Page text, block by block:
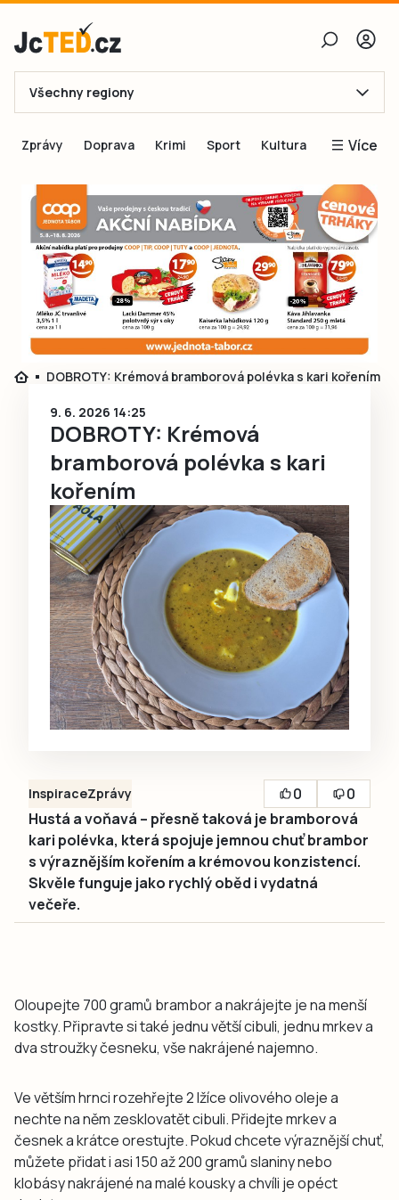
E-mail
Obnovit heslo
Přihlásit se
Přihlásit se přes Facebook
Ještě nemám účet, chci seRegistrovat
Všechny regiony
Zprávy Doprava Krimi Sport Kultura Více
Inspirace
Čtenáři píší
Speciální přílohy
Inzerce
DOBROTY: Krémová bramborová polévka s kari kořením
9. 6. 2026 14:25
DOBROTY: Krémová
bramborová polévka s kari
kořením
InspiraceZprávy 0
0
Hustá a voňavá – přesně taková je bramborová
kari polévka, která spojuje jemnou chuť brambor
s výraznějším kořením a krémovou konzistencí.
Skvěle funguje jako rychlý oběd i vydatná
večeře.
Oloupejte 700 gramů brambor a nakrájejte je na menší
kostky. Připravte si také jednu větší cibuli, jednu mrkev a
dva stroužky česneku, vše nakrájené najemno.
Ve větším hrnci rozehřejte 2 lžíce olivového oleje a
nechte na něm zesklovatět cibuli. Přidejte mrkev a
česnek a krátce orestujte. Pokud chcete výraznější chuť,
můžete přidat i asi 150 až 200 gramů slaniny nebo
klobásy nakrájené na malé kousky a chvíli je opéct